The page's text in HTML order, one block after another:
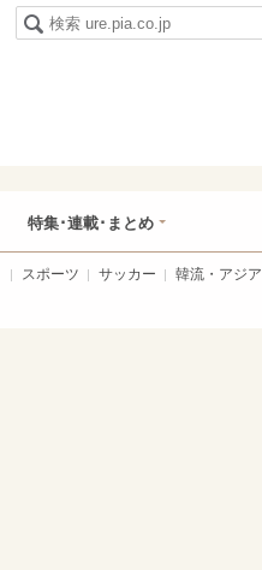
特集･連載･まとめ
スポーツ サッカー
韓流・アジア